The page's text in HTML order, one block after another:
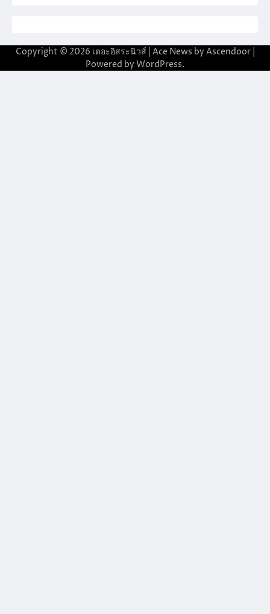
Copyright © 2026 เดอะอิสระนิวส์ | Ace News by Ascendoor|
Powered by WordPress.